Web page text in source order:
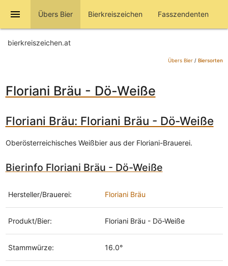
menu Übers Bier Bierkreiszeichen Fasszendenten
bierkreiszeichen.at
Übers Bier/ Biersorten
Floriani Bräu - Dö-Weiße
Floriani Bräu: Floriani Bräu - Dö-Weiße
Oberösterreichisches Weißbier aus der Floriani-Brauerei.
Bierinfo Floriani Bräu - Dö-Weiße
Hersteller/Brauerei: Floriani Bräu
Produkt/Bier: Floriani Bräu - Dö-Weiße
Stammwürze: 16.0°